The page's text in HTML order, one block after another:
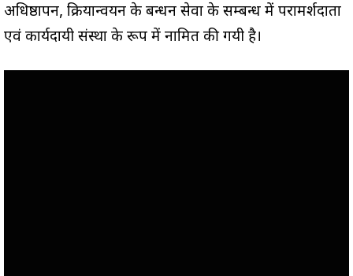
अधिष्ठापन, क्रियान्वयन के प्रबन्धन सेवा के सम्बन्ध में परामर्शदाता
एवं कार्यदायी संस्था के रूप में नामित की गयी है।